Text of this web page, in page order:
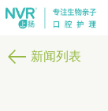
新闻列表